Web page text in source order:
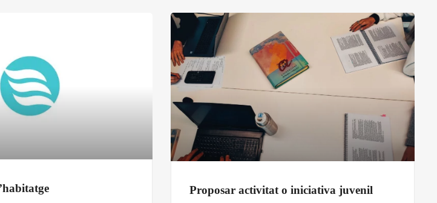
Proposar activitat o iniciativa juvenil